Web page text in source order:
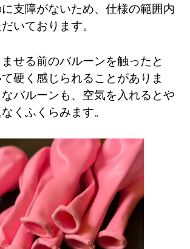
支障がないため、仕様の範囲内
いております。
せる前のバルーンを触ったと
硬く感じられることがありま
バルーンも、空気を入れるとや
くふくらみます。